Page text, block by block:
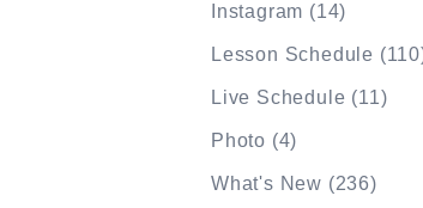
Instagram (14)
Lesson Schedule
Live Schedule (11)
Photo (4)
What's New (236)